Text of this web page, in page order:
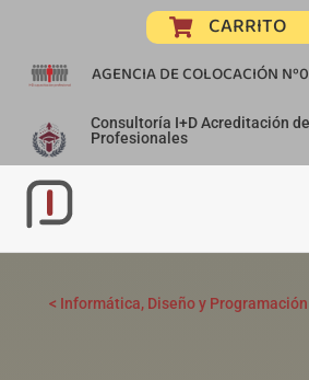
 CARRITO
AGENCIA DE COLOCACIÓN
Consultoría I+D Acreditación
Profesionales
< Informática, Diseño y Programación